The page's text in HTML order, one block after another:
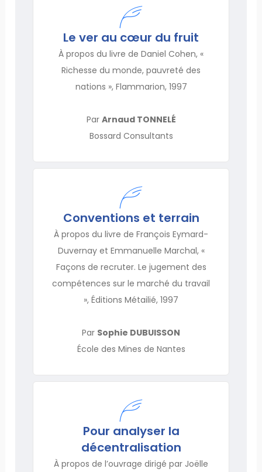
Le ver au cœur du fruit
À propos du livre de Daniel Cohen, «
Richesse du monde, pauvreté des
nations », Flammarion, 1997
Par Arnaud TONNELÉ
Bossard Consultants
Conventions et terrain
À propos du livre de François Eymard-
Duvernay et Emmanuelle Marchal, «
Façons de recruter. Le jugement des
compétences sur le marché du travail
», Éditions Métailié, 1997
Par Sophie DUBUISSON
École des Mines de Nantes
Pour analyser la
décentralisation
À propos de l’ouvrage dirigé par Joëlle